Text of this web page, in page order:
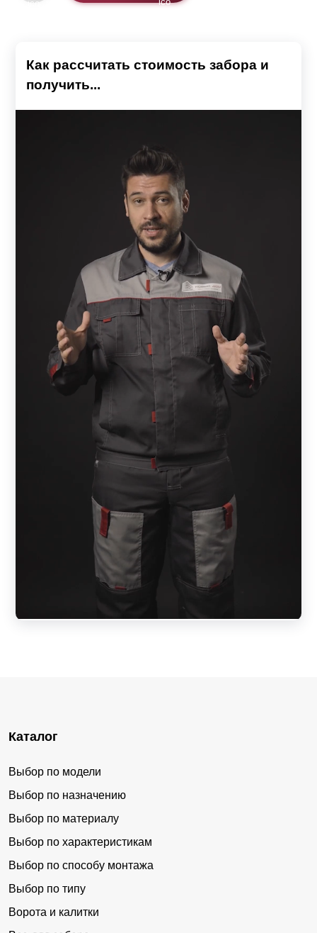
предварительных замеров каждого пролёта, высоты
Как рассчитать стоимость забора и
получить...
Каталог
Выбор по модели
Выбор по назначению
Выбор по материалу
Выбор по характеристикам
Выбор по способу монтажа
Выбор по типу
Ворота и калитки